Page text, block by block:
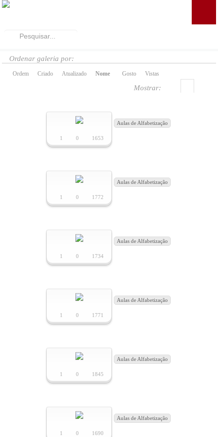
QUEM SOMOS
Quem Somos
O Que Valorizamos
Acção Social
Homens com Vida
Pesquisar...
Ordenar galeria por:
Ordem Criado Atualizado Nome Gosto Vistas
Mostrar:
1 0 1653
Aulas de Alfabetização
1 0 1772
Aulas de Alfabetização
1 0 1734
Aulas de Alfabetização
1 0 1771
Aulas de Alfabetização
1 0 1845
Aulas de Alfabetização
1 0 1690
Aulas de Alfabetização